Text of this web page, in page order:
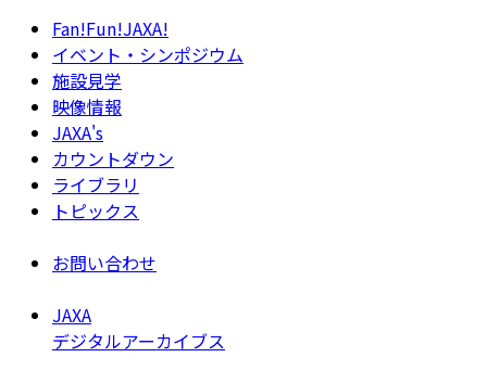
Fan!Fun!JAXA!
イベント・シンポジウム
施設見学
映像情報
JAXA's
カウントダウン
ライブラリ
トピックス
お問い合わせ
JAXA
デジタルアーカイブス